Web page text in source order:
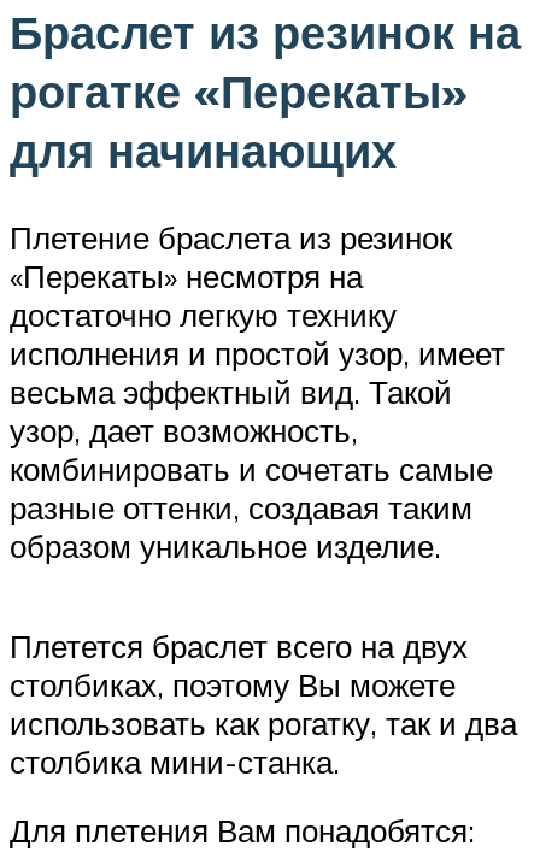
Браслет из резинок на
рогатке «Перекаты»
для начинающих
Плетение браслета из резинок
«Перекаты» несмотря на
достаточно легкую технику
исполнения и простой узор, имеет
весьма эффектный вид. Такой
узор, дает возможность,
комбинировать и сочетать самые
разные оттенки, создавая таким
образом уникальное изделие.
Плетется браслет всего на двух
столбиках, поэтому Вы можете
использовать как рогатку, так и два
столбика мини-станка.
Для плетения Вам понадобятся: